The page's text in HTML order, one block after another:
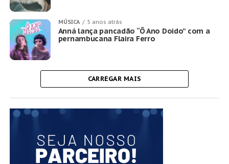
MÚSICA 5 anos atrás
Anná lança pancadão “Ô Ano Doido” com a
pernambucana Flaira Ferro
CARREGAR MAIS